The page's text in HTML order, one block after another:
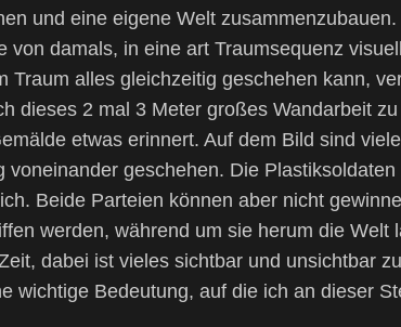
und eine eigene Welt
von damals, in eine art Traumsequenz
Traum alles gleichzeitig geschehen kann,
dieses 2 mal 3 Meter großes Wandarbeit
etwas erinnert. Auf dem Bild sind
voneinander geschehen. Die
Beide Parteien können aber nicht
werden, während um sie herum die Welt
dabei ist vieles sichtbar und unsichtbar
wichtige Bedeutung, auf die ich an dieser